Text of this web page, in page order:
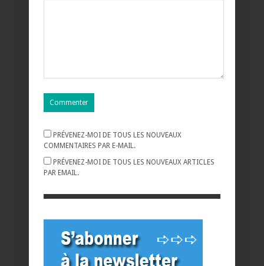
PRÉVENEZ-MOI DE TOUS LES NOUVEAUX
COMMENTAIRES PAR E-MAIL.
PRÉVENEZ-MOI DE TOUS LES NOUVEAUX ARTICLES
PAR EMAIL.